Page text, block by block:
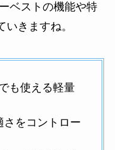
ベストの機能や特
きますね。
も使える軽量
さをコントロー